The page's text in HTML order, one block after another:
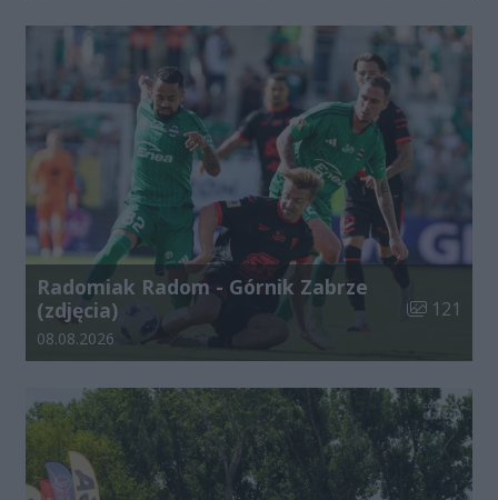
Radomiak Radom - Górnik Zabrze
(zdjęcia)
Liczba
121
Data dodania galerii:
08.08.2026